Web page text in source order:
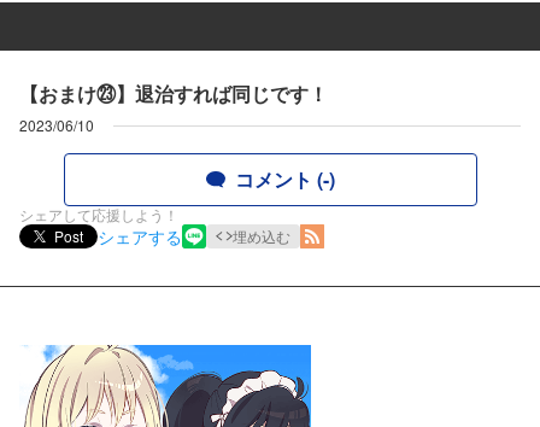
【おまけ㉓】退治すれば同じです！
2023/06/10
コメント (-)
シェアして応援しよう！
Post
シェアする 埋め込む